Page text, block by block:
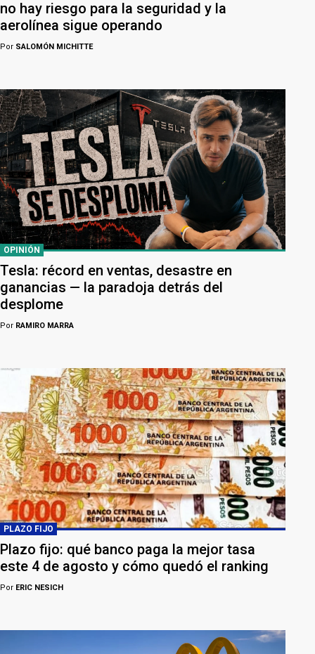
no hay riesgo para la seguridad y la
aerolínea sigue operando
Por SALOMÓN MICHITTE
OPINIÓN
Tesla: récord en ventas, desastre en
ganancias — la paradoja detrás del
desplome
Por RAMIRO MARRA
PLAZO FIJO
Plazo fijo: qué banco paga la mejor tasa
este 4 de agosto y cómo quedó el ranking
Por ERIC NESICH